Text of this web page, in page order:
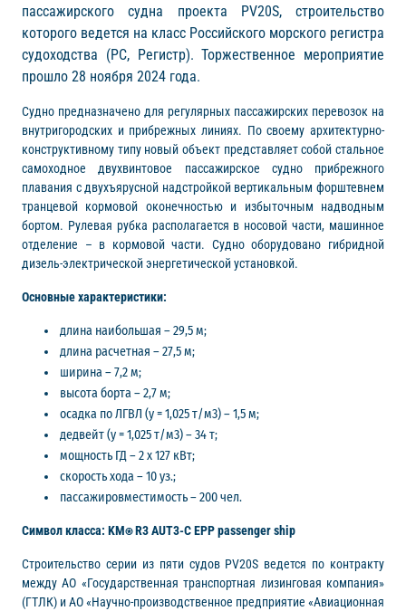
пассажирского судна проекта PV20S, строительство
которого ведется на класс Российского морского регистра
судоходства (РС, Регистр). Торжественное мероприятие
прошло 28 ноября 2024 года.
Судно предназначено для регулярных пассажирских перевозок на
внутригородских и прибрежных линиях. По своему архитектурно-
конструктивному типу новый объект представляет собой стальное
самоходное двухвинтовое пассажирское судно прибрежного
плавания с двухъярусной надстройкой вертикальным форштевнем
транцевой кормовой оконечностью и избыточным надводным
бортом. Рулевая рубка располагается в носовой части, машинное
отделение – в кормовой части. Судно оборудовано гибридной
дизель-электрической энергетической установкой.
Основные характеристики:
длина наибольшая – 29,5 м;
длина расчетная – 27,5 м;
ширина – 7,2 м;
высота борта – 2,7 м;
осадка по ЛГВЛ (у = 1,025 т/м3) – 1,5 м;
дедвейт (у = 1,025 т/м3) – 34 т;
мощность ГД – 2 х 127 кВт;
скорость хода – 10 уз.;
пассажировместимость – 200 чел.
Символ класса: KM⍟ R3 AUT3-C EPP passenger ship
Строительство серии из пяти судов PV20S ведется по контракту
между АО «Государственная транспортная лизинговая компания»
(ГТЛК) и АО «Научно-производственное предприятие «Авиационная